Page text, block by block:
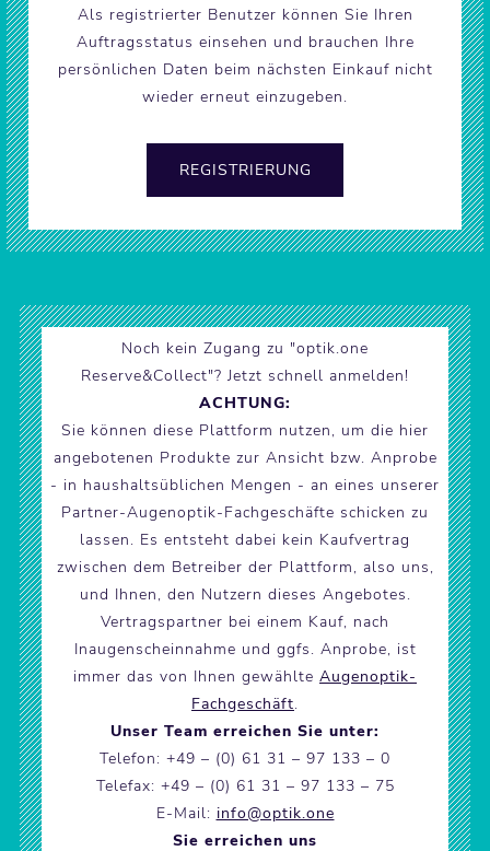
Als registrierter Benutzer können Sie Ihren
Auftragsstatus einsehen und brauchen Ihre
persönlichen Daten beim nächsten Einkauf nicht
wieder erneut einzugeben.
Noch kein Zugang zu "optik.one
Reserve&Collect"? Jetzt schnell anmelden!
ACHTUNG:
Sie können diese Plattform nutzen, um die hier
angebotenen Produkte zur Ansicht bzw. Anprobe
- in haushaltsüblichen Mengen - an eines unserer
Partner-Augenoptik-Fachgeschäfte schicken zu
lassen. Es entsteht dabei kein Kaufvertrag
zwischen dem Betreiber der Plattform, also uns,
und Ihnen, den Nutzern dieses Angebotes.
Vertragspartner bei einem Kauf, nach
Inaugenscheinnahme und ggfs. Anprobe, ist
immer das von Ihnen gewählte Augenoptik-
Fachgeschäft.
Unser Team erreichen Sie unter:
Telefon: +49 – (0) 61 31 – 97 133 – 0
Telefax: +49 – (0) 61 31 – 97 133 – 75
E-Mail: info@optik.one
Sie erreichen uns